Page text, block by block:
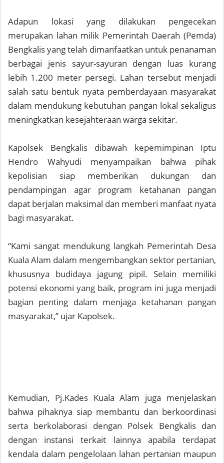
Adapun lokasi yang dilakukan pengecekan
merupakan lahan milik Pemerintah Daerah (Pemda)
Bengkalis yang telah dimanfaatkan untuk penanaman
berbagai jenis sayur-sayuran dengan luas kurang
lebih 1.200 meter persegi. Lahan tersebut menjadi
salah satu bentuk nyata pemberdayaan masyarakat
dalam mendukung kebutuhan pangan lokal sekaligus
meningkatkan kesejahteraan warga sekitar.
Kapolsek Bengkalis dibawah kepemimpinan Iptu
Hendro Wahyudi menyampaikan bahwa pihak
kepolisian siap memberikan dukungan dan
pendampingan agar program ketahanan pangan
dapat berjalan maksimal dan memberi manfaat nyata
bagi masyarakat.
“Kami sangat mendukung langkah Pemerintah Desa
Kuala Alam dalam mengembangkan sektor pertanian,
khususnya budidaya jagung pipil. Selain memiliki
potensi ekonomi yang baik, program ini juga menjadi
bagian penting dalam menjaga ketahanan pangan
masyarakat,” ujar Kapolsek.
Kemudian, Pj.Kades Kuala Alam juga menjelaskan
bahwa pihaknya siap membantu dan berkoordinasi
serta berkolaborasi dengan Polsek Bengkalis dan
dengan instansi terkait lainnya apabila terdapat
kendala dalam pengelolaan lahan pertanian maupun